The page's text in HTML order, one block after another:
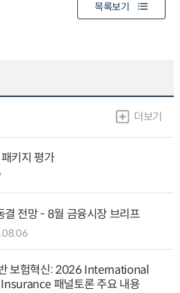
목록보기
더보기
키지 평가
결 전망 - 8월 금융시장 브리프
보험혁신: 2026 International
패널토론 주요 내용